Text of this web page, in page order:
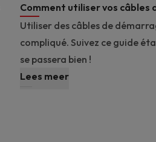
Comment utiliser vos câbles
Utiliser des câbles de
compliqué. Suivez ce guide
se passera bien !
Lees meer